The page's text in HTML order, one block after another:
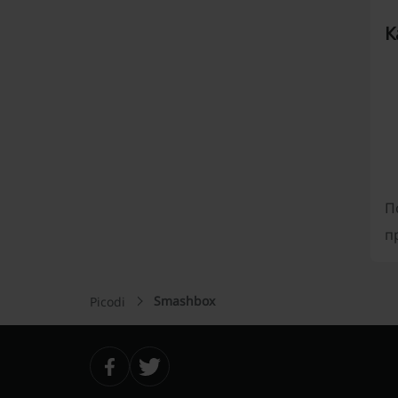
Picodi Smashbox